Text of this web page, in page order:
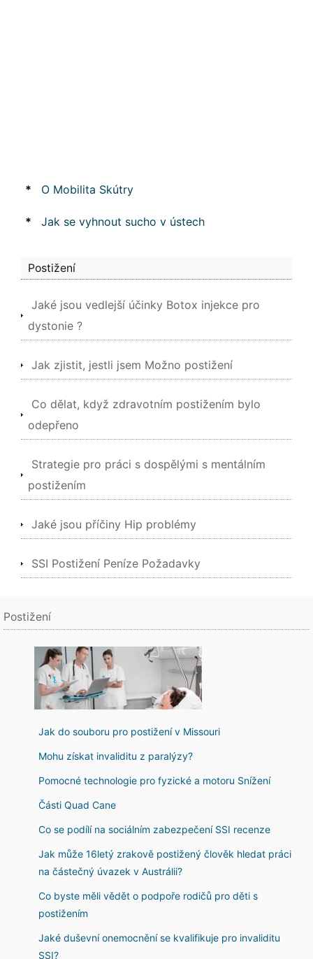
* O Mobilita Skútry
* Jak se vyhnout sucho v ústech
Postižení
Jaké jsou vedlejší účinky Botox injekce pro
dystonie ?
Jak zjistit, jestli jsem Možno postižení
Co dělat, když zdravotním postižením bylo
odepřeno
Strategie pro práci s dospělými s mentálním
postižením
Jaké jsou příčiny Hip problémy
SSI Postižení Peníze Požadavky
Postižení
Jak do souboru pro postižení v Missouri
Mohu získat invaliditu z paralýzy?
Pomocné technologie pro fyzické a motoru Snížení
Části Quad Cane
Co se podílí na sociálním zabezpečení SSI recenze
Jak může 16letý zrakově postižený člověk hledat práci
na částečný úvazek v Austrálii?
Co byste měli vědět o podpoře rodičů pro děti s
postižením
Jaké duševní onemocnění se kvalifikuje pro invaliditu
SSI?